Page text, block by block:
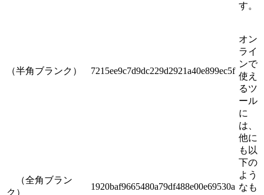
す。
（半角ブランク） 7215ee9c7d9dc229d2921a40e899ec5f
オン
ライ
ンで
使え
るツ
ール
に
は、
他に
も以
下の
よう
なも
（全角ブラン
ク）
1920baf9665480a79df488e00e69530a